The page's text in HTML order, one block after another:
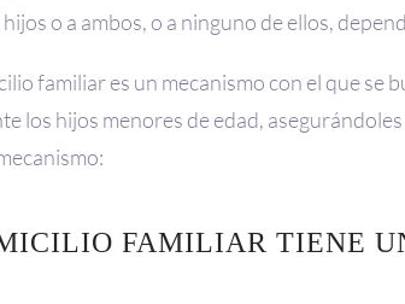
o a ambos, o a ninguno de ellos,
familiar es un mecanismo con el que se
los hijos menores de edad,
FAMILIAR TIENE